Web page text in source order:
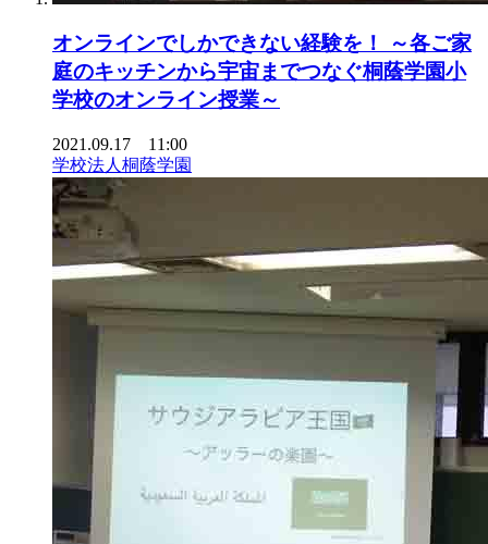
オンラインでしかできない経験を！ ～各ご家
庭のキッチンから宇宙までつなぐ桐蔭学園小
学校のオンライン授業～
2021.09.17 11:00
学校法人桐蔭学園